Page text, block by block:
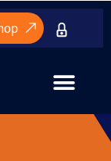
Internt